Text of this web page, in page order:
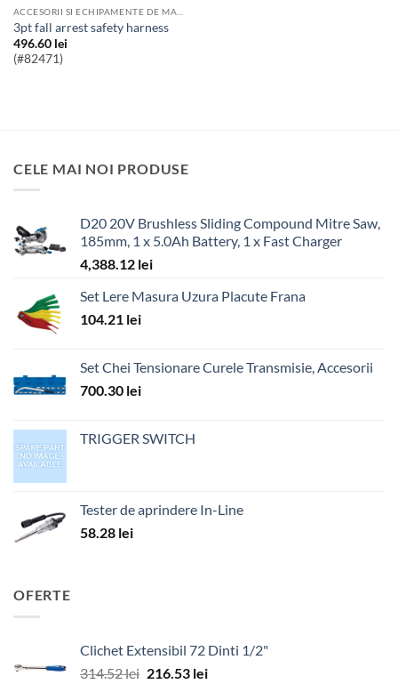
3pt fall arrest safety harness
496.60 lei
(#82471)
CELE MAI NOI PRODUSE
D20 20V Brushless Sliding Compound Mitre Saw,
185mm, 1 x 5.0Ah Battery, 1 x Fast Charger
4,388.12 lei
Set Lere Masura Uzura Placute Frana
104.21 lei
Set Chei Tensionare Curele Transmisie, Accesorii
700.30 lei
TRIGGER SWITCH
Tester de aprindere In-Line
58.28 lei
OFERTE
Clichet Extensibil 72 Dinti 1/2"
314.52lei Prețul
216.53 leiPrețul